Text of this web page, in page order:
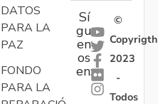
DATOS
PARA LA
PAZ
FONDO
PARA LA
Sí
gu
en
os
en:
©
Copyrigth
2023
-
Todos